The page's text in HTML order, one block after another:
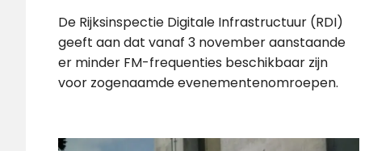
De Rijksinspectie Digitale Infrastructuur (RDI)
geeft aan dat vanaf 3 november aanstaande
er minder FM-frequenties beschikbaar zijn
voor zogenaamde evenementenomroepen.